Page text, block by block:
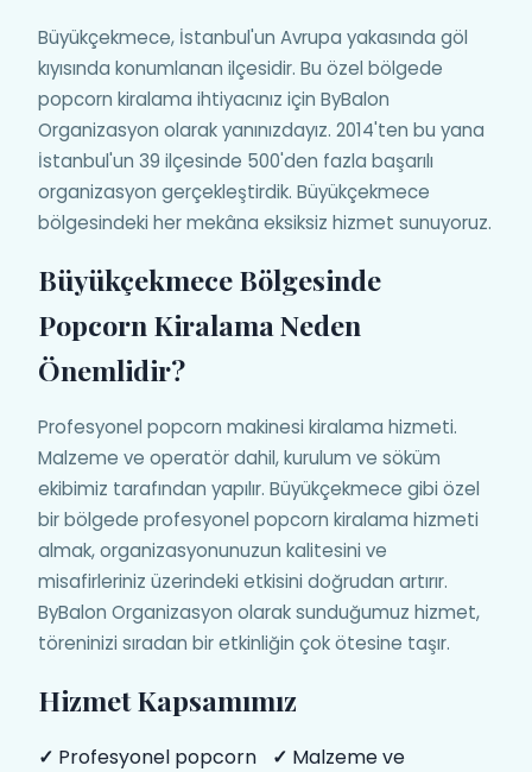
Büyükçekmece, İstanbul'un Avrupa yakasında göl
kıyısında konumlanan ilçesidir. Bu özel bölgede
popcorn kiralama ihtiyacınız için ByBalon
Organizasyon olarak yanınızdayız. 2014'ten bu yana
İstanbul'un 39 ilçesinde 500'den fazla başarılı
organizasyon gerçekleştirdik. Büyükçekmece
bölgesindeki her mekâna eksiksiz hizmet sunuyoruz.
Büyükçekmece Bölgesinde
Popcorn Kiralama Neden
Önemlidir?
Profesyonel popcorn makinesi kiralama hizmeti.
Malzeme ve operatör dahil, kurulum ve söküm
ekibimiz tarafından yapılır. Büyükçekmece gibi özel
bir bölgede profesyonel popcorn kiralama hizmeti
almak, organizasyonunuzun kalitesini ve
misafirleriniz üzerindeki etkisini doğrudan artırır.
ByBalon Organizasyon olarak sunduğumuz hizmet,
töreninizi sıradan bir etkinliğin çok ötesine taşır.
Hizmet Kapsamımız
✓ Profesyonel popcorn
✓ Malzeme ve